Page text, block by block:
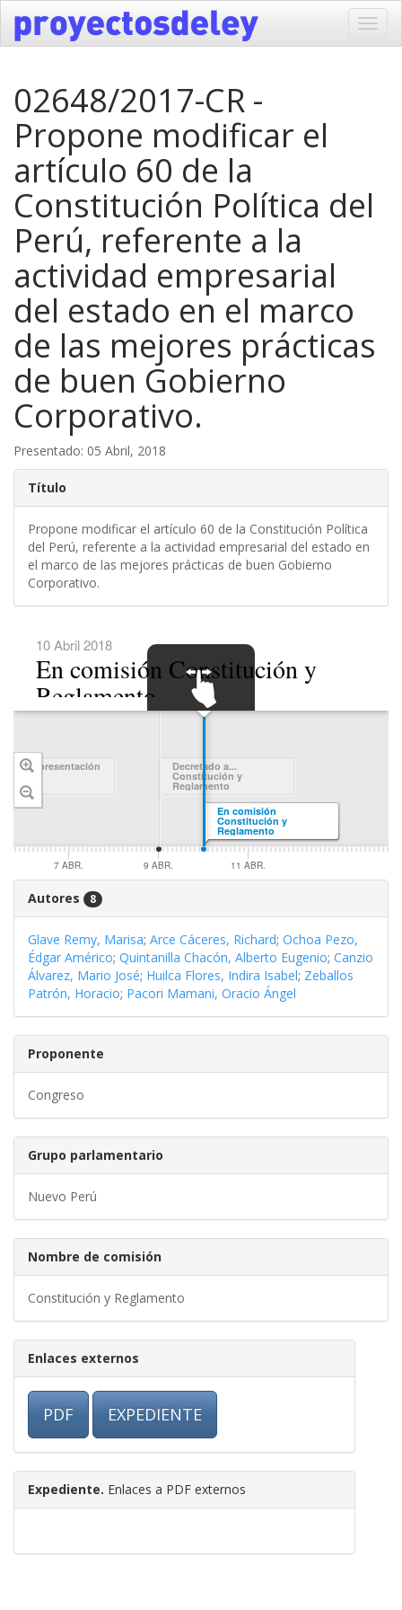
02648/2017-CR -
Propone modificar el
artículo 60 de la
Constitución Política del
Perú, referente a la
actividad empresarial
del estado en el marco
de las mejores prácticas
de buen Gobierno
Corporativo.
Presentado: 05 Abril, 2018
Título
Propone modificar el artículo 60 de la Constitución Política
del Perú, referente a la actividad empresarial del estado en
el marco de las mejores prácticas de buen Gobierno
Corporativo.
10 Abril 2018
En comisión Constitución y
Reglamento
SWIPE TO
de presentación Decretado a...
Constitución y
Reglamento
En comisión
Constitución y
Reglamento
9 ABR.
7 ABR. 11 ABR.
Autores 8
Glave Remy, Marisa; Arce Cáceres, Richard; Ochoa Pezo,
Édgar Américo; Quintanilla Chacón, Alberto Eugenio; Canzio
Álvarez, Mario José; Huilca Flores, Indira Isabel; Zeballos
Patrón, Horacio; Pacori Mamani, Oracio Ángel
Proponente
Congreso
Grupo parlamentario
Nuevo Perú
Nombre de comisión
Constitución y Reglamento
Enlaces externos
PDF EXPEDIENTE
Expediente. Enlaces a PDF externos